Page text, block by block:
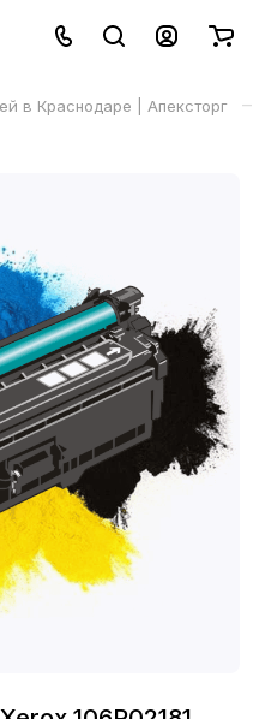
в Краснодаре | Апексторг –